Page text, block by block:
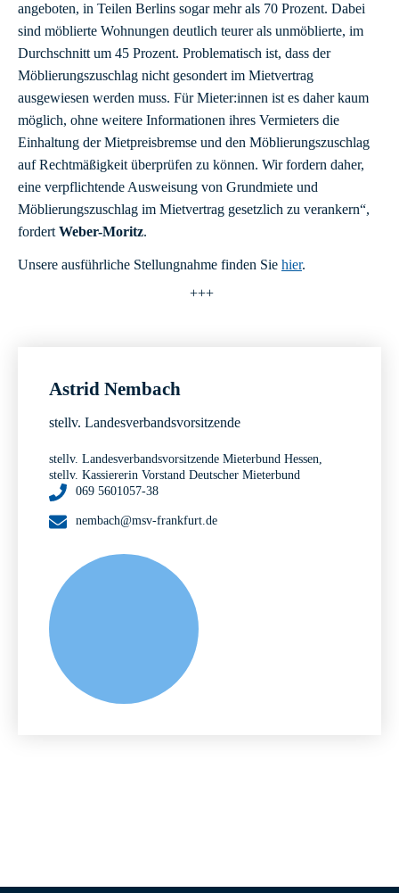
angeboten, in Teilen Berlins sogar mehr als 70 Prozent. Dabei
sind möblierte Wohnungen deutlich teurer als unmöblierte, im
Durchschnitt um 45 Prozent. Problematisch ist, dass der
Möblierungszuschlag nicht gesondert im Mietvertrag
ausgewiesen werden muss. Für Mieter:innen ist es daher kaum
möglich, ohne weitere Informationen ihres Vermieters die
Einhaltung der Mietpreisbremse und den Möblierungszuschlag
auf Rechtmäßigkeit überprüfen zu können. Wir fordern daher,
eine verpflichtende Ausweisung von Grundmiete und
Möblierungszuschlag im Mietvertrag gesetzlich zu verankern“,
fordert Weber-Moritz.
Unsere ausführliche Stellungnahme finden Sie hier.
+++
Astrid Nembach
stellv. Landesverbandsvorsitzende
stellv. Landesverbandsvorsitzende Mieterbund Hessen,
stellv. Kassiererin Vorstand Deutscher Mieterbund
069 5601057-38
nembach@msv-frankfurt.de